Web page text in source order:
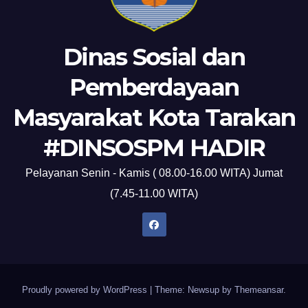
Dinas Sosial dan
Pemberdayaan
Masyarakat Kota Tarakan
#DINSOSPM HADIR
Pelayanan Senin - Kamis ( 08.00-16.00 WITA) Jumat
(7.45-11.00 WITA)
Proudly powered by WordPress Theme: Newsup by Themeansar.